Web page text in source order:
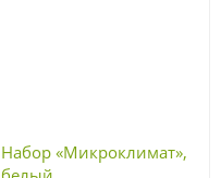
Набор «Микроклимат»,